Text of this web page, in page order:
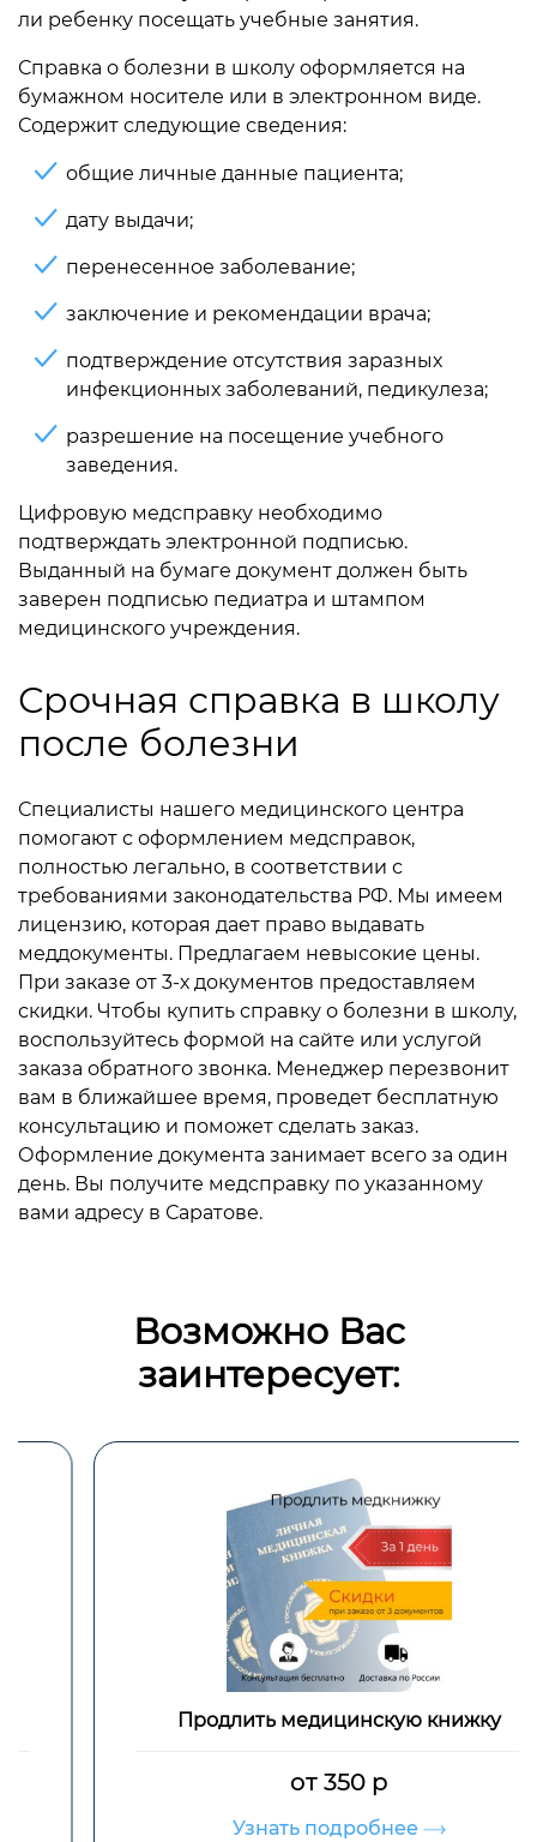
ли ребенку посещать учебные занятия.
Справка о болезни в школу оформляется на
бумажном носителе или в электронном виде.
Содержит следующие сведения:
общие личные данные пациента;
дату выдачи;
перенесенное заболевание;
заключение и рекомендации врача;
подтверждение отсутствия заразных
инфекционных заболеваний, педикулеза;
разрешение на посещение учебного
заведения.
Цифровую медсправку необходимо
подтверждать электронной подписью.
Выданный на бумаге документ должен быть
заверен подписью педиатра и штампом
медицинского учреждения.
Срочная справка в школу
после болезни
Специалисты нашего медицинского центра
помогают с оформлением медсправок,
полностью легально, в соответствии с
требованиями законодательства РФ. Мы имеем
лицензию, которая дает право выдавать
меддокументы. Предлагаем невысокие цены.
При заказе от 3-х документов предоставляем
скидки. Чтобы купить справку о болезни в школу,
воспользуйтесь формой на сайте или услугой
заказа обратного звонка. Менеджер перезвонит
вам в ближайшее время, проведет бесплатную
консультацию и поможет сделать заказ.
Оформление документа занимает всего за один
день. Вы получите медсправку по указанному
вами адресу в Саратове.
Возможно Вас
заинтересует:
Продлить медицинскую книжку
от 350 р
Узнать подробнее